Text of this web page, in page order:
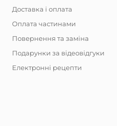
Доставка і оплата
Оплата частинами
Повернення та заміна
Подарунки за відеовідгуки
Електронні рецепти